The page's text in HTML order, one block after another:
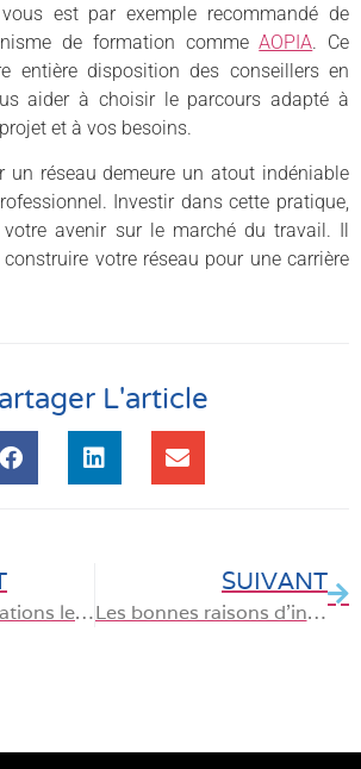
est par exemple recommandé de
de formation commeAOPIA. Ce
entière disposition des conseillers en
aider à choisir le parcours adapté à
et à vos besoins.
un réseau demeure un atout indéniable
Investir dans cette pratique,
votre avenir sur le marché du travail. Il
votre réseau pour une carrière
L'article
Top 3 des formations les plus suivies en 2023
SUIVANT
Les bonnes raisons d’investir dans les formations de ses employés